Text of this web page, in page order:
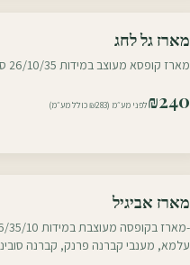
עוטף צפון
מארז גל לחג
מארז קופסא מעוצב במידות 26/10/35 ס״מ הכולל:
₪240 לפני מע״מ (₪283 כולל מע״מ)
עוטף צפון
מארז אביגיל